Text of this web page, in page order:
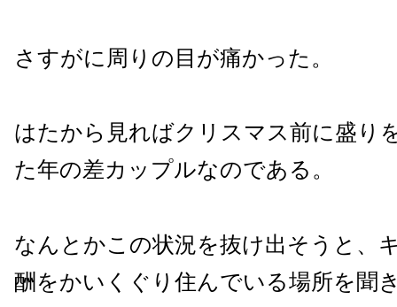
さすがに周りの目が痛かった。
はたから見ればクリスマス前に盛り
た年の差カップルなのである。
なんとかこの状況を抜け出そうと、
酬をかいくぐり住んでいる場所を聞